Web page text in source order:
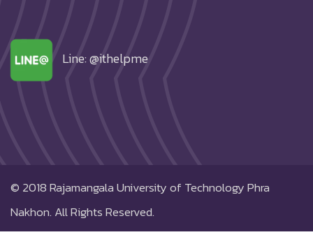
Line: @ithelpme
© 2018Rajamangala University of Technology Phra
Nakhon. All Rights Reserved.